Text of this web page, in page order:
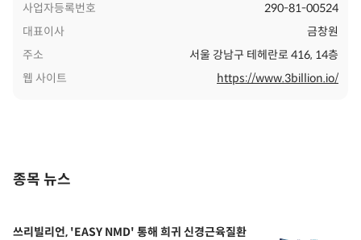
사업자등록번호
290-81-00524
대표이사
금창원
주소
서울 강남구 테헤란로 416, 14층
웹 사이트
https://www.3billion.io/
종목 뉴스
쓰리빌리언, 'EASY NMD' 통해 희귀 신경근육질환